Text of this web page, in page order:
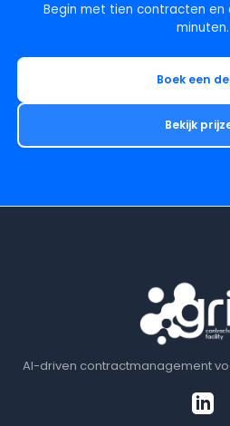
Begin met tien contracten
minuten.
Boek een
Bekijk
AI-driven contractmanagement